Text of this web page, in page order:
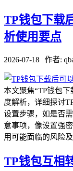
TP钱包下载
析使用要点
2026-07-18 | 作者:
本文聚焦“TP钱包
度解析，详细探讨
设置步骤，如是否
意事项，像设置强
用可能面临的风险
TP钱包互相